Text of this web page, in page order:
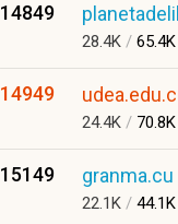
14849
28.4K / 65.4K
14949
24.4K / 70.8K
15149 granma.cu
22.1K / 44.1K